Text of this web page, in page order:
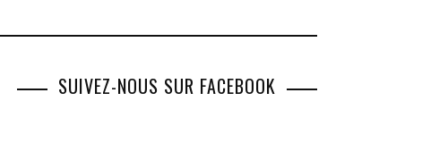
SUIVEZ-NOUS SUR FACEBOOK